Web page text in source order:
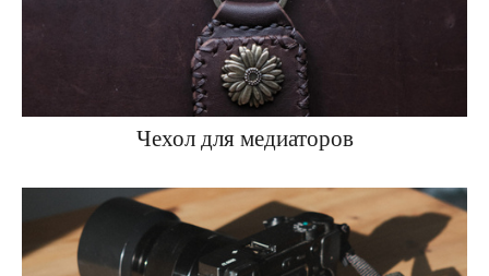
Чехол для медиаторов